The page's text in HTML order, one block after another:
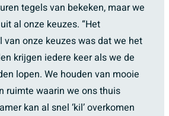
tegels van bekeken, maar we
al onze keuzes. “Het
van onze keuzes was dat we het
krijgen iedere keer als we de
lopen. We houden van mooie
ruimte waarin we ons thuis
kan al snel ‘kil’ overkomen